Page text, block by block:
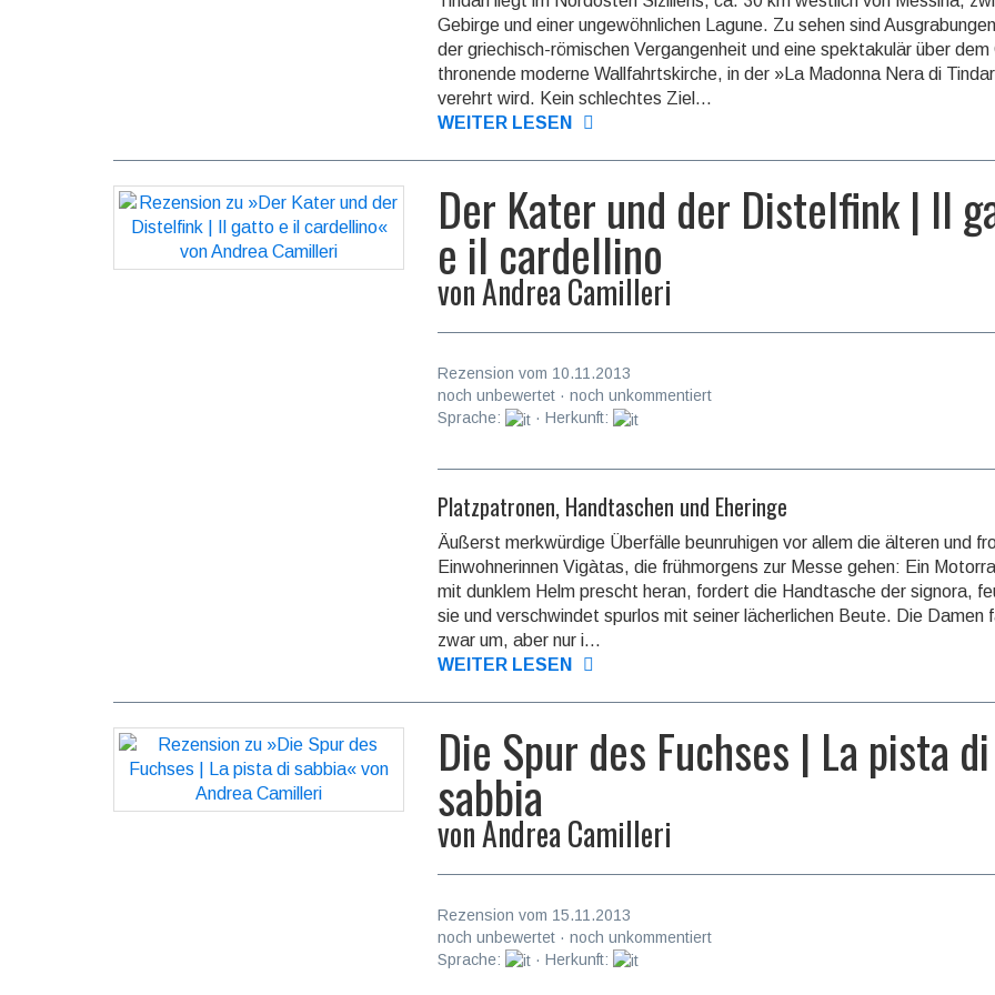
Gebirge und einer unge­wöhn­lichen Lagune. Zu sehen sind
der griechisch-römischen Vergangen­heit und eine spektakulär über dem
thronende moderne Wall­fahrts­kirche, in der »La Madonna Nera di
verehrt wird. Kein schlechtes Ziel...
WEITER LESEN
Der Kater und der Distelfink | Il
e il cardellino
vonAndrea Camilleri
Rezension vom 10.11.2013
noch unbewertet · noch unkommentiert
Sprache:
· Herkunft:
Platzpatronen, Handtaschen und Eheringe
Äußerst merkwürdige Überfälle beunruhigen vor allem die älteren und
Einwoh­nerin­nen Vigàtas, die frühmorgens zur Messe gehen: Ein
mit dunklem Helm prescht heran, fordert die Handtasche der signora,
sie und ver­schwin­det spurlos mit seiner lächer­lichen Beute. Die Damen
zwar um, aber nur i...
WEITER LESEN
Die Spur des Fuchses | La pista di
sabbia
vonAndrea Camilleri
Rezension vom 15.11.2013
noch unbewertet · noch unkommentiert
Sprache:
· Herkunft: